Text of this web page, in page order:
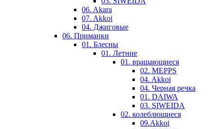
06. Akara
07. Akkoi
04. Джиговые
06. Приманки
01. Блесны
01. Летние
01. вращающиеся
02. MEPPS
04. Akkoi
04. Черная речка
01. DAIWA
03. SIWEIDA
02. колеблющиеся
09.Akkoi